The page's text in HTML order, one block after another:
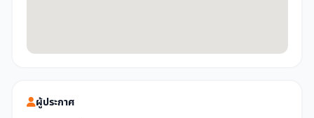
ผู้ประกาศ